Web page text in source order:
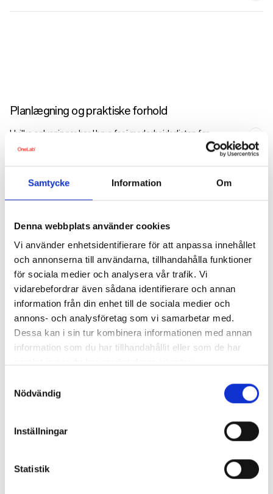
Samtycke Information Om
Denna webbplats använder cookies
Vi använder enhetsidentifierare för att anpassa innehållet
och annonserna till användarna, tillhandahålla funktioner
för sociala medier och analysera vår trafik. Vi
vidarebefordrar även sådana identifierare och annan
information från din enhet till de sociala medier och
annons- och analysföretag som vi samarbetar med.
Dessa kan i sin tur kombinera informationen med annan
information som du har tillhandahållit eller som de har
Nödvändig
Inställningar
Statistik
Planlægning og praktiske forhold
Hvilke oplysninger har I brug for i medarbejderlisten før
helbredsundersøgelserne?
Er det muligt at tilføje flere medarbejdere til
helbredsundersøgelserne senere, også efter at datoerne er
fastlagt?
Kan vi booke flere datoer, hvis mange af vores medarbejdere
ikke kan deltage på de planlagte dage?
Kan vi få en oversigt over de tider, der er reserveret til vores
medarbejdere?
Hvordan ombooker eller aflyser jeg en medarbejders tid?